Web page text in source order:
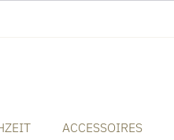
ACCESSOIRES